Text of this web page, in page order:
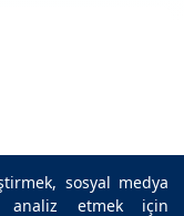
sosyal medya
analiz etmek için